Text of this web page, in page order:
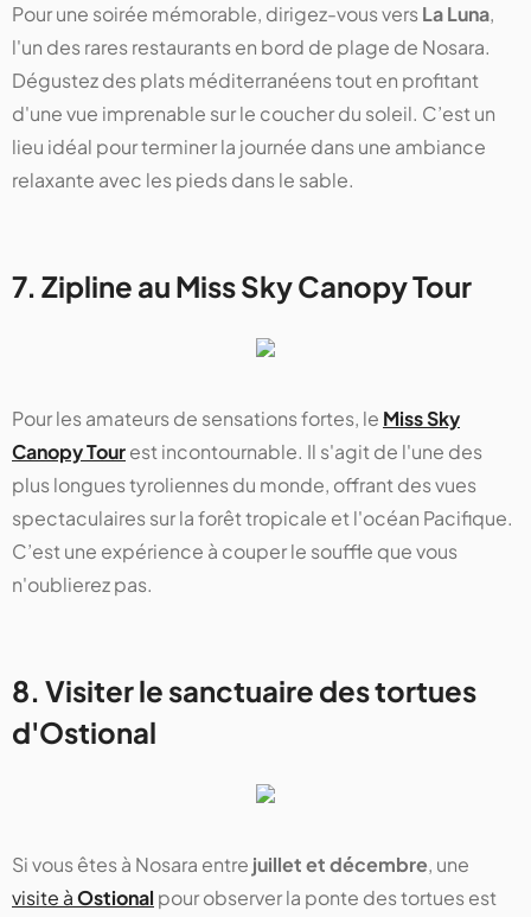
Pour une soirée mémorable, dirigez-vous versLa Luna,
l'un des rares restaurants en bord de plage de Nosara.
Dégustez des plats méditerranéens tout en profitant
d'une vue imprenable sur le coucher du soleil. C’est un
lieu idéal pour terminer la journée dans une ambiance
relaxante avec les pieds dans le sable.
7. Zipline au Miss Sky Canopy Tour
Pour les amateurs de sensations fortes, le Miss Sky
Canopy Tourest incontournable. Il s'agit de l'une des
plus longues tyroliennes du monde, offrant des vues
spectaculaires sur la forêt tropicale et l'océan Pacifique.
C’est une expérience à couper le souffle que vous
n'oublierez pas.
8. Visiter le sanctuaire des tortues
d'Ostional
Si vous êtes à Nosara entre juillet et décembre, une
visite àOstional pour observer la ponte des tortues est